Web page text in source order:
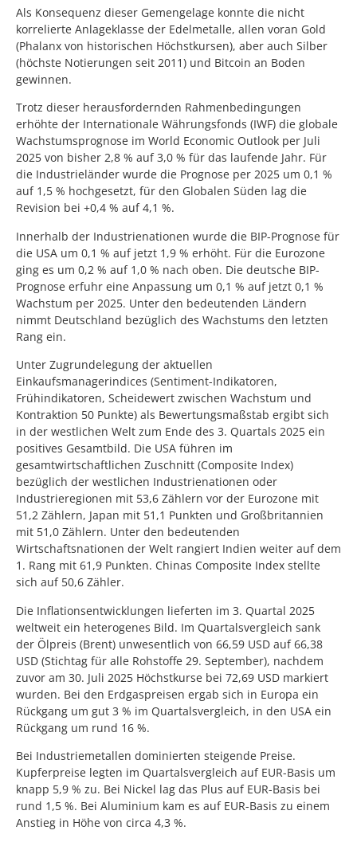
Als Konsequenz dieser Gemengelage konnte die nicht
korrelierte Anlageklasse der Edelmetalle, allen voran Gold
(Phalanx von historischen Höchstkursen), aber auch Silber
(höchste Notierungen seit 2011) und Bitcoin an Boden
gewinnen.
Trotz dieser herausfordernden Rahmenbedingungen
erhöhte der Internationale Währungsfonds (IWF) die globale
Wachstumsprognose im World Economic Outlook per Juli
2025 von bisher 2,8 % auf 3,0 % für das laufende Jahr. Für
die Industrieländer wurde die Prognose per 2025 um 0,1 %
auf 1,5 % hochgesetzt, für den Globalen Süden lag die
Revision bei +0,4 % auf 4,1 %.
Innerhalb der Industrienationen wurde die BIP-Prognose für
die USA um 0,1 % auf jetzt 1,9 % erhöht. Für die Eurozone
ging es um 0,2 % auf 1,0 % nach oben. Die deutsche BIP-
Prognose erfuhr eine Anpassung um 0,1 % auf jetzt 0,1 %
Wachstum per 2025. Unter den bedeutenden Ländern
nimmt Deutschland bezüglich des Wachstums den letzten
Rang ein.
Unter Zugrundelegung der aktuellen
Einkaufsmanagerindices (Sentiment-Indikatoren,
Frühindikatoren, Scheidewert zwischen Wachstum und
Kontraktion 50 Punkte) als Bewertungsmaßstab ergibt sich
in der westlichen Welt zum Ende des 3. Quartals 2025 ein
positives Gesamtbild. Die USA führen im
gesamtwirtschaftlichen Zuschnitt (Composite Index)
bezüglich der westlichen Industrienationen oder
Industrieregionen mit 53,6 Zählern vor der Eurozone mit
51,2 Zählern, Japan mit 51,1 Punkten und Großbritannien
mit 51,0 Zählern. Unter den bedeutenden
Wirtschaftsnationen der Welt rangiert Indien weiter auf dem
1. Rang mit 61,9 Punkten. Chinas Composite Index stellte
sich auf 50,6 Zähler.
Die Inflationsentwicklungen lieferten im 3. Quartal 2025
weltweit ein heterogenes Bild. Im Quartalsvergleich sank
der Ölpreis (Brent) unwesentlich von 66,59 USD auf 66,38
USD (Stichtag für alle Rohstoffe 29. September), nachdem
zuvor am 30. Juli 2025 Höchstkurse bei 72,69 USD markiert
wurden. Bei den Erdgaspreisen ergab sich in Europa ein
Rückgang um gut 3 % im Quartalsvergleich, in den USA ein
Rückgang um rund 16 %.
Bei Industriemetallen dominierten steigende Preise.
Kupferpreise legten im Quartalsvergleich auf EUR-Basis um
knapp 5,9 % zu. Bei Nickel lag das Plus auf EUR-Basis bei
rund 1,5 %. Bei Aluminium kam es auf EUR-Basis zu einem
Anstieg in Höhe von circa 4,3 %.